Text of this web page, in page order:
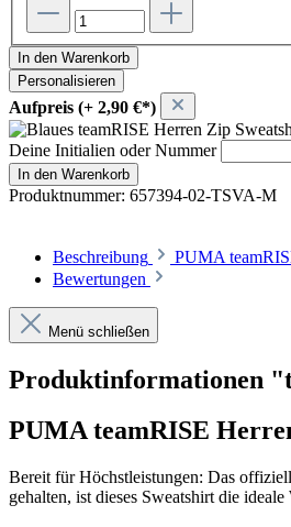
In den Warenkorb
Personalisieren
Aufpreis (+ 2,90 €*)
Deine Initialien oder Nummer
In den Warenkorb
Produktnummer: 657394-02-TSVA-M
Beschreibung PUMA
Bewertungen
Menü schließen
Produktinformationen
PUMA teamRISE
Bereit für Höchstleistungen: Das
gehalten, ist dieses Sweatshirt die